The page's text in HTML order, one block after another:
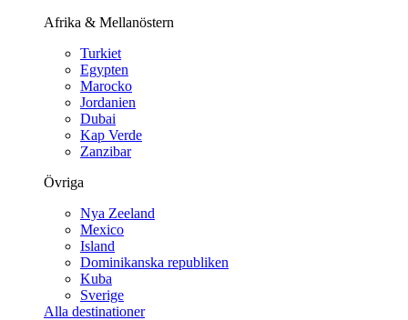
Afrika & Mellanöstern
Turkiet
Egypten
Marocko
Jordanien
Dubai
Kap Verde
Zanzibar
Övriga
Nya Zeeland
Mexico
Island
Dominikanska republiken
Kuba
Sverige
Alla destinationer